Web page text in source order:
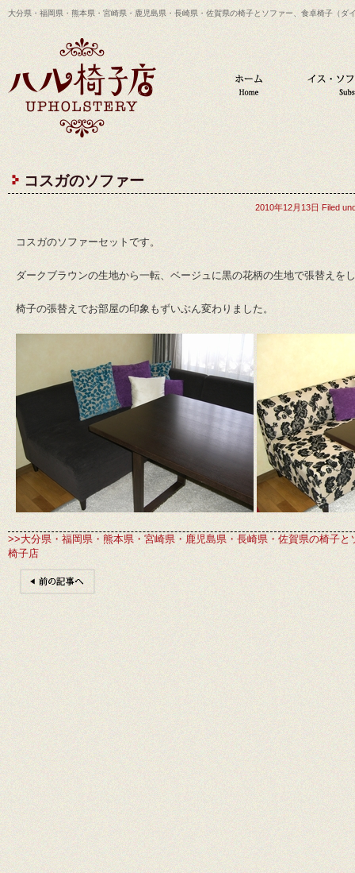
大分県・福岡県・熊本県・宮崎県・鹿児島県・長崎県・佐賀県の椅子とソファー、食卓椅子（ダ
コスガのソファー
2010年12月13日 Filed
コスガのソファーセットです。
ダークブラウンの生地から一転、ベージュに黒の花柄の生地で張替えを
椅子の張替えでお部屋の印象もずいぶん変わりました。
>>大分県・福岡県・熊本県・宮崎県・鹿児島県・長崎県・佐賀県の椅子
椅子店